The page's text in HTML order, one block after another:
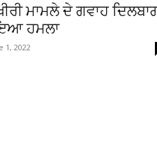
ਮਾਮਲੇ ਦੇ ਗਵਾਹ
ਹਮਲਾ
1, 2022